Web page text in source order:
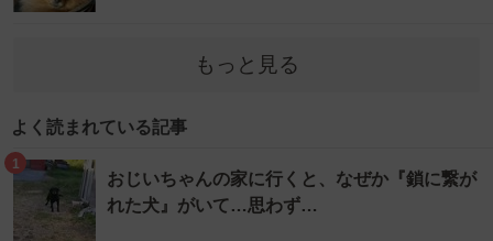
もっと見る
よく読まれている記事
1
おじいちゃんの家に行くと、なぜか『鎖に繋が
れた犬』がいて…思わず…